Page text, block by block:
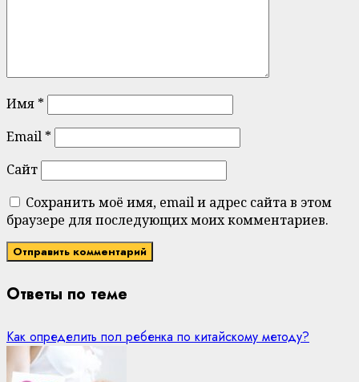
Имя *
Email *
Сайт
Сохранить моё имя, email и адрес сайта в этом
браузере для последующих моих комментариев.
Ответы по теме
Как определить пол ребенка по китайскому методу?